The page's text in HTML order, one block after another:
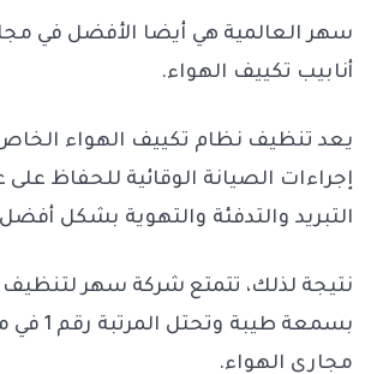
سهر العالمية هي أيضا الأفضل في
أنابيب تكييف الهواء.
يعد تنظيف نظام تكييف الهواء
إجراءات الصيانة الوقائية للحفاظ
التبريد والتدفئة والتهوية بشكل
نتيجة لذلك، تتمتع شركة سهر
بسمعة
مجاري الهواء.